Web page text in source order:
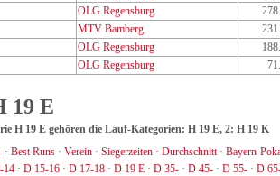
OLG Regensburg
MTV Bamberg
OLG Regensburg
OLG Regensburg
19 E
H 19 E gehören die Lauf-Kategorien: H 19 E, 2: H 19 K
· Best Runs · Verein · Siegerzeiten · Durchschnitt· Bayern-
14 · D 15-16 · D 17-18 · D 19 E · D 35- · D 45- · D 55- · D